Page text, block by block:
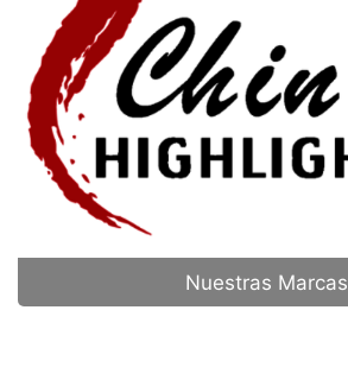
Nuestras Marcas